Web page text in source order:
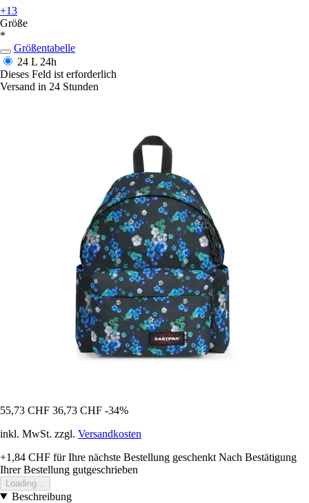
+13
Größe
*
Größentabelle
24 L 24h
Dieses Feld ist erforderlich
Versand in 24 Stunden
55,73 CHF 36,73 CHF -34%
inkl. MwSt. zzgl. Versandkosten
+1,84 CHF für Ihre nächste Bestellung geschenkt Nach Bestätigung
Ihrer Bestellung gutgeschrieben
Loading...
Beschreibung